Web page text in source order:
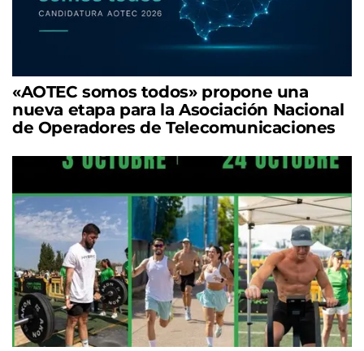
«AOTEC somos todos» propone una
nueva etapa para la Asociación Nacional
de Operadores de Telecomunicaciones